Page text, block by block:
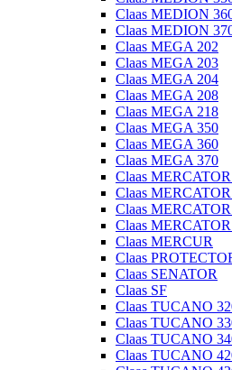
Claas MEDION
Claas MEDION
Claas MEGA 202
Claas MEGA 203
Claas MEGA 204
Claas MEGA 208
Claas MEGA 218
Claas MEGA 350
Claas MEGA 360
Claas MEGA 370
Claas
Claas
Claas
Claas
Claas MERCUR
Claas
Claas SENATOR
Claas SF
Claas TUCANO
Claas TUCANO
Claas TUCANO
Claas TUCANO